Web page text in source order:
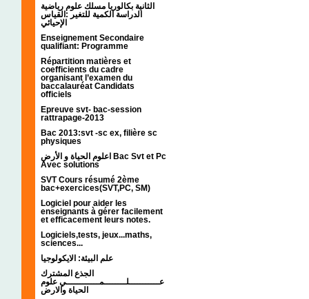
الثانية بكالوريا مسلك علوم رياضية
الدراسة الكمية للتغير :القياس
الإحيائي
Enseignement Secondaire
qualifiant: Programme
Répartition matières et
coefficients du cadre
organisant l’examen du
baccalauréat Candidats
officiels
Epreuve svt- bac-session
rattrapage-2013
Bac 2013:svt -sc ex, filière sc
physiques
اعلوم الحياة و الأرض Bac Svt et Pc
Avec solutions
SVT Cours résumé 2ème
bac+exercices(SVT,PC, SM)
Logiciel pour aider les
enseignants à gérer facilement
et efficacement leurs notes.
Logiciels,tests, jeux...maths,
sciences...
علم البيئة: الايكولوجيا
الجذع المشترك
عـــــــــــلــــــــمــــــــــــي علوم
الحياة والارض